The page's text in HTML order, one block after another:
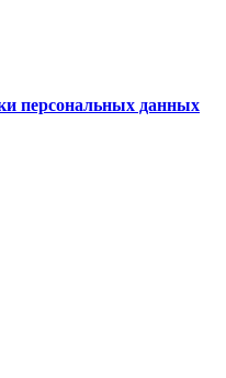
персональных данных